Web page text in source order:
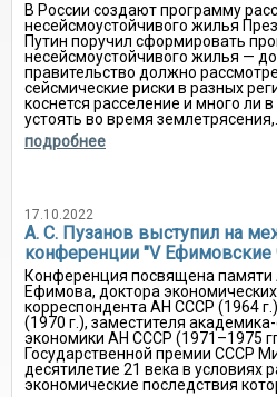
В России создают программу
несейсмоустойчивого жилья
Путин поручил сформировать
несейсмоустойчивого жилья —
правительство должно
сейсмические риски в разных
коснется расселение и много ли
устоять во время землетрясения,...
подробнее
17.10.2022
А. С. Пузанов выступил на
конференции "V Ефимовские
Конференция посвящена памяти
Ефимова, доктора
корреспондента АН СССР (1964
(1970 г.), заместителя
экономики АН СССР (1971–1975
Государственной премии СССР
десятилетие 21 века в условиях
экономические последствия